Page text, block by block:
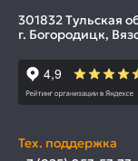
301832 Тульская
г. Богородицк,
Тех. поддержка